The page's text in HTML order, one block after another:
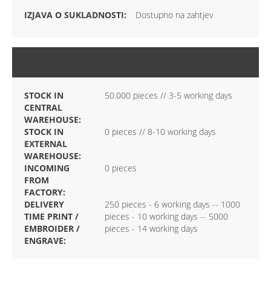
Dostupno na zahtjev
STOCK IN
CENTRAL
WAREHOUSE:
50.000 pieces // 3-5 working days
STOCK IN
EXTERNAL
WAREHOUSE:
0 pieces // 8-10 working days
INCOMING
FROM
FACTORY:
0 pieces
DELIVERY
TIME PRINT /
EMBROIDER /
ENGRAVE:
250 pieces - 6 working days -- 1000
pieces - 10 working days -- 5000
pieces - 14 working days